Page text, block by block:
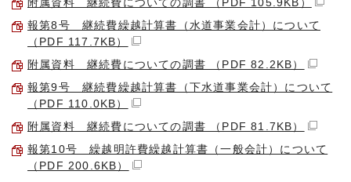
附属資料 継続費についての調書 （PDF 105.9KB）
報第8号 継続費繰越計算書（水道事業会計）について
（PDF 117.7KB）
附属資料 継続費についての調書 （PDF 82.2KB）
報第9号 継続費繰越計算書（下水道事業会計）について
（PDF 110.0KB）
附属資料 継続費についての調書 （PDF 81.7KB）
報第10号 繰越明許費繰越計算書（一般会計）について
（PDF 200.6KB）